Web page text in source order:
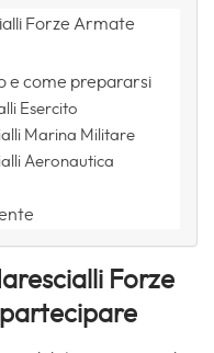
Forze Armate
e come prepararsi
Esercito
Marina Militare
Aeronautica
Forze